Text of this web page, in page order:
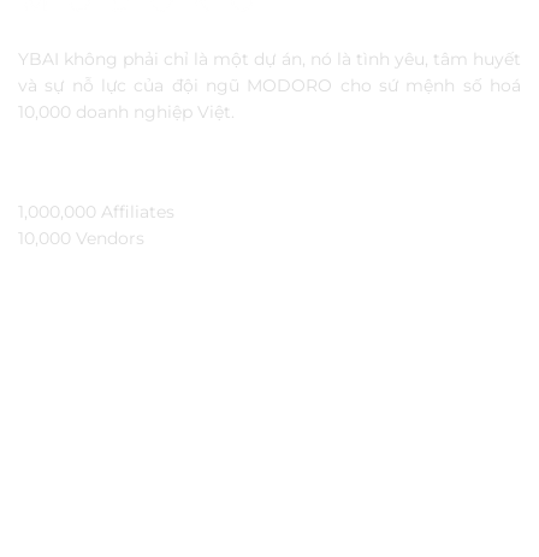
YBAI không phải chỉ là một dự án, nó là tình yêu, tâm huyết
và sự nỗ lực của đội ngũ MODORO cho sứ mệnh số hoá
10,000 doanh nghiệp Việt.
1,000,000 Affiliates​
10,000 Vendors​